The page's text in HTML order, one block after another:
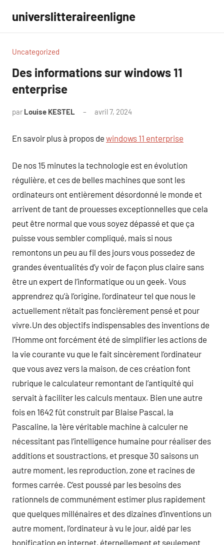
contenu
universlitteraireenligne
Uncategorized
Des informations sur windows 11
enterprise
par Louise KESTEL avril 7, 2024
En savoir plus à propos de windows 11 enterprise
De nos 15 minutes la technologie est en évolution
régulière, et ces de belles machines que sont les
ordinateurs ont entièrement désordonné le monde et
arrivent de tant de prouesses exceptionnelles que cela
peut être normal que vous soyez dépassé et que ça
puisse vous sembler compliqué, mais si nous
remontons un peu au fil des jours vous possedez de
grandes éventualités d’y voir de façon plus claire sans
être un expert de l’informatique ou un geek. Vous
apprendrez qu’à l’origine, l’ordinateur tel que nous le
actuellement n’était pas foncièrement pensé et pour
vivre.Un des objectifs indispensables des inventions de
l’Homme ont forcément été de simplifier les actions de
la vie courante vu que le fait sincèrement l’ordinateur
que vous avez vers la maison, de ces création font
rubrique le calculateur remontant de l’antiquité qui
servait à faciliter les calculs mentaux. Bien une autre
fois en 1642 fût construit par Blaise Pascal, la
Pascaline, la 1ère véritable machine à calculer ne
nécessitant pas l’intelligence humaine pour réaliser des
additions et soustractions, et presque 30 saisons un
autre moment, les reproduction, zone et racines de
formes carrée. C’est poussé par les besoins des
rationnels de communément estimer plus rapidement
que quelques millénaires et des dizaines d’inventions un
autre moment, l’ordinateur à vu le jour, aidé par les
bonification en internet, éternellement et seulement